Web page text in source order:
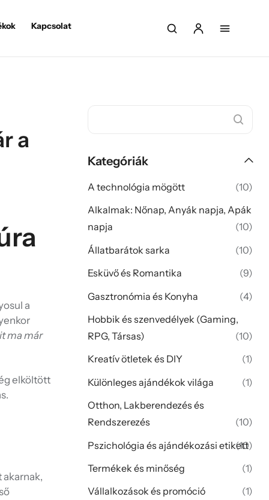
Kapcsolat
a
a
ma már
elköltött
Kategóriák
A technológia mögött
(10)
Alkalmak: Nőnap, Anyák napja, Apák
napja
(10)
Állatbarátok sarka
(10)
Esküvő és Romantika
(9)
Gasztronómia és Konyha
(4)
Hobbik és szenvedélyek (Gaming,
RPG, Társas)
(10)
Kreatív ötletek és DIY
(1)
Különleges ajándékok világa
(1)
Otthon, Lakberendezés és
Rendszerezés
(10)
Pszichológia és ajándékozási etikett
(10)
Termékek és minőség
(1)
Vállalkozások és promóció
(1)